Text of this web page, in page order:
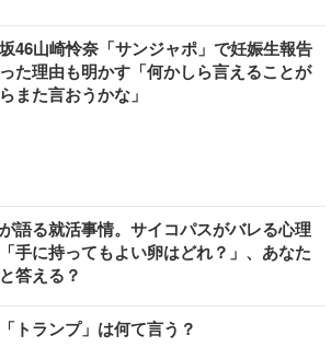
46山崎怜奈「サンジャポ」で妊娠生報告
た理由も明かす「何かしら言えることが
また言おうかな」
語る就活事情。サイコパスがバレる心理
手に持ってもよい卵はどれ？」、あなた
答える？
トランプ」は何て言う？